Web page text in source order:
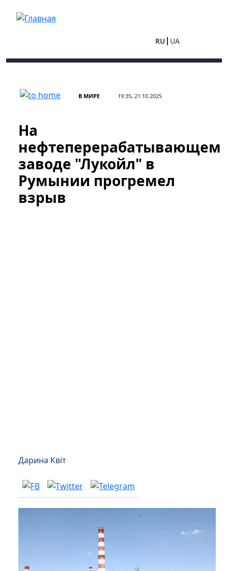
RU UA
В МИРЕ 19:35, 21.10.2025
На
нефтеперерабатывающем
заводе "Лукойл" в
Румынии прогремел
взрыв
Дарина Квіт